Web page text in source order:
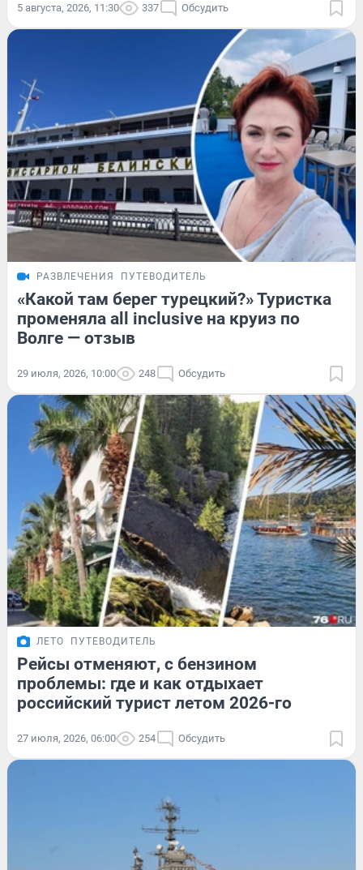
5 августа, 2026, 11:30 337 Обсудить
РАЗВЛЕЧЕНИЯ ПУТЕВОДИТЕЛЬ
«Какой там берег турецкий?» Туристка
променяла all inclusive на круиз по
Волге — отзыв
29 июля, 2026, 10:00 248 Обсудить
ЛЕТО ПУТЕВОДИТЕЛЬ
Рейсы отменяют, с бензином
проблемы: где и как отдыхает
российский турист летом 2026-го
27 июля, 2026, 06:00 254 Обсудить